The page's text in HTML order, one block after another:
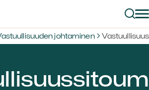
johtaminen